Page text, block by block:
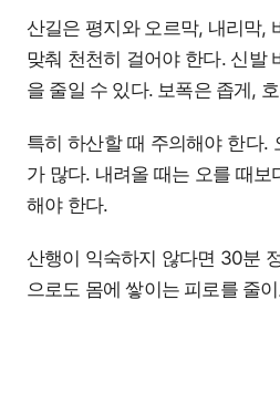
산길은 평지와 오르막, 내리막,
맞춰 천천히 걸어야 한다. 신발
을 줄일 수 있다. 보폭은 좁게,
특히 하산할 때 주의해야 한다.
가 많다. 내려올 때는 오를 때
해야 한다.
산행이 익숙하지 않다면 30분
으로도 몸에 쌓이는 피로를 줄